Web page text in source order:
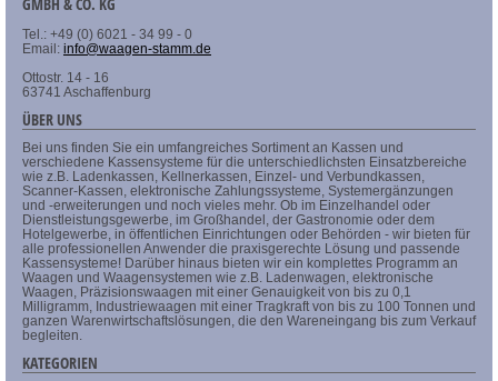
Tel.: +49 (0) 6021 - 34 99 - 0
Email: info@waagen-stamm.de
Ottostr. 14 - 16
63741 Aschaffenburg
ÜBER UNS
Bei uns finden Sie ein umfangreiches Sortiment an Kassen und
verschiedene Kassensysteme für die unterschiedlichsten Einsatzbereiche
wie z.B. Ladenkassen, Kellnerkassen, Einzel- und Verbundkassen,
Scanner-Kassen, elektronische Zahlungssysteme, Systemergänzungen
und -erweiterungen und noch vieles mehr. Ob im Einzelhandel oder
Dienstleistungsgewerbe, im Großhandel, der Gastronomie oder dem
Hotelgewerbe, in öffentlichen Einrichtungen oder Behörden - wir bieten für
alle professionellen Anwender die praxisgerechte Lösung und passende
Kassensysteme! Darüber hinaus bieten wir ein komplettes Programm an
Waagen und Waagensystemen wie z.B. Ladenwagen, elektronische
Waagen, Präzisionswaagen mit einer Genauigkeit von bis zu 0,1
Milligramm, Industriewaagen mit einer Tragkraft von bis zu 100 Tonnen und
ganzen Warenwirtschaftslösungen, die den Wareneingang bis zum Verkauf
begleiten.
KATEGORIEN